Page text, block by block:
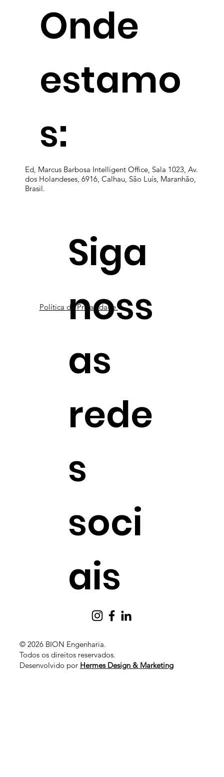
ambiental "barata": por que o seu
negócio não pode correr esse risco
© 2026 BION Engenharia.
Todos os direitos reservados.
Desenvolvido por Hermes Design & Marketing
Onde
estamo
s:
Ed, Marcus Barbosa Intelligent Office, Sala 1023, Av.
dos Holandeses, 6916, Calhau, São Luís, Maranhão,
Brasil.
Siga
noss
as
rede
s
soci
ais
Política de Privacidade.